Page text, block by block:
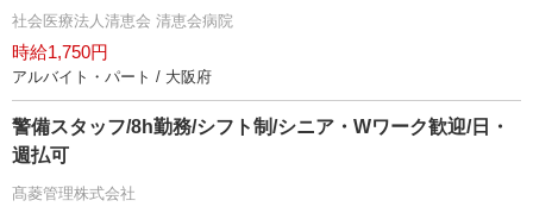
社会医療法人清恵会 清恵会病院
時給1,750円
アルバイト・パート / 大阪府
警備スタッフ/8h勤務/シフト制/シニア・Wワーク歓迎/日・
週払可
髙菱管理株式会社